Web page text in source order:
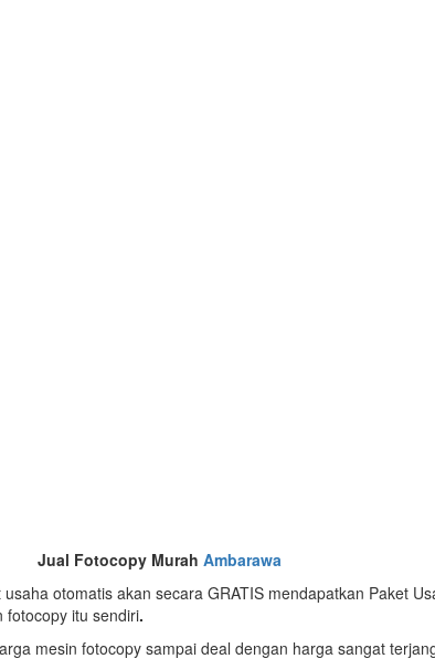
Jual Fotocopy Murah Ambarawa
otomatis akan secara GRATIS mendapatkan Paket
fotocopy itu sendiri.
mesin fotocopy sampai deal dengan harga sangat